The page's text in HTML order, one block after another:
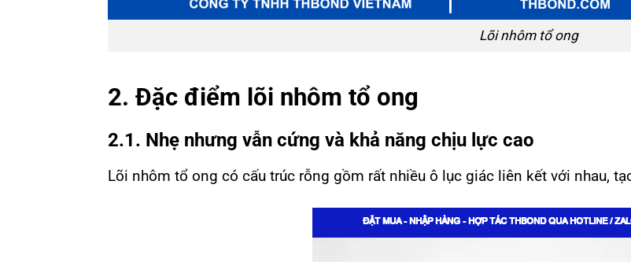
Lõi nhôm tổ ong
2. Đặc điểm lõi nhôm tổ ong
2.1. Nhẹ nhưng vẫn cứng và khả năng chịu lực cao
Lõi nhôm tổ ong có cấu trúc rỗng gồm rất nhiều ô lục giác liên kết với nhau,